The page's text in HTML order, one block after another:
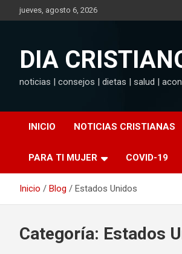
Saltar
al
jueves, agosto 6, 2026
DIA
noticias | consejos | dietas | salud |
INICIO NOTICIAS CRISTIANAS
PARA TI MUJER COVID-19
Inicio Blog Estados Unidos
Categoría: Estados